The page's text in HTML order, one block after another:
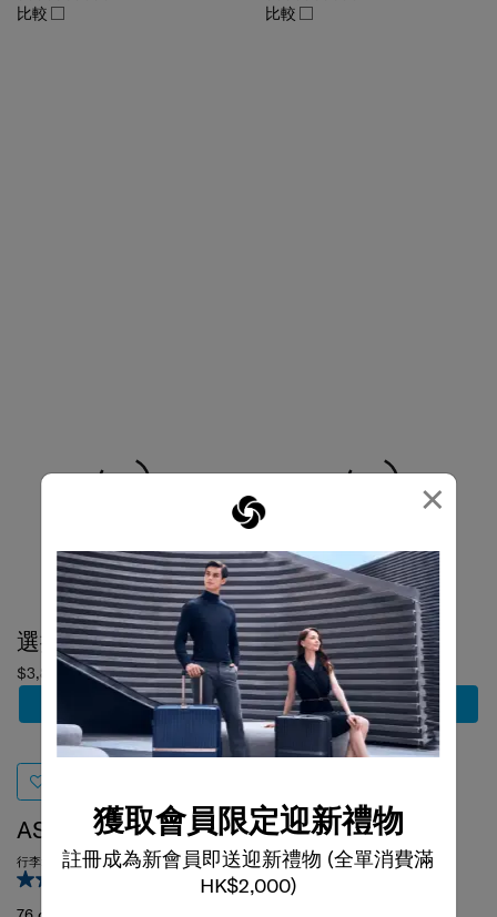
×
獲取會員限定迎新禮物
註冊成為新會員即送迎新禮物 (全單消費滿
HK$2,000)
選擇顏色
$3,800
加到購物車
ASTRA
行李箱 76厘米/28吋 (可擴充)
4.5 (4)
76 cm
選擇顏色
$1,580
加到購物車
BE-HER
斜揹袋 (加小)
4.0 (1)
比較